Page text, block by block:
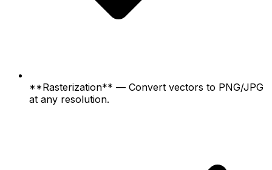
**Rasterization** — Convert vectors to PNG/JPG
at any resolution.